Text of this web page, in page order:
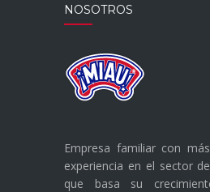
NOSOTROS
Empresa familiar con
experiencia en el sector
que basa su